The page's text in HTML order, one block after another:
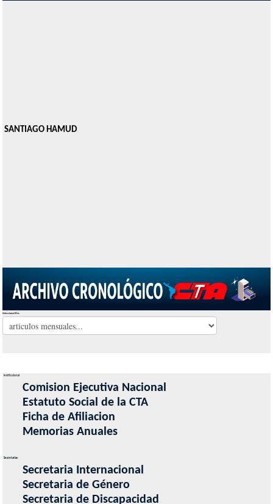
SANTIAGO HAMUD
Seleccionar Mes
Institucional
Comision Ejecutiva Nacional
Estatuto Social de la CTA
Ficha de Afiliacion
Memorias Anuales
Secretarias
Secretaria Internacional
Secretaria de Género
Secretaria de Discapacidad